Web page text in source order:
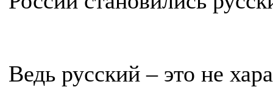
Ведь русский – это не